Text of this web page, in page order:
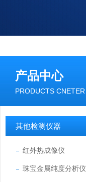
产品中心
PRODUCTS CNETER
其他检测仪器
红外热成像仪
珠宝金属纯度分析仪